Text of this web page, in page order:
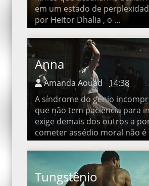
um estado de perplexidade.
Heitor Dhalia , o ...
Anna
Amanda Aouad 14:38
A síndrome do gênio
não tem paciência para
demais dos outros a ponto de
assédio moral não é no...
Tungstênio